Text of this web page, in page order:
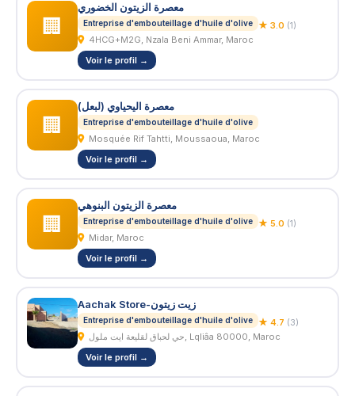
🏢
معصرة الزيتون الخضوري
Entreprise d'embouteillage d'huile d'olive ★ 3.0 (1)
4HCG+M2G, Nzala Beni Ammar, Maroc
Voir le profil →
🏢
معصرة اليحياوي (لبعل)
Entreprise d'embouteillage d'huile d'olive
Mosquée Rif Tahtti, Moussaoua, Maroc
Voir le profil →
🏢
معصرة الزيتون البنوهي
Entreprise d'embouteillage d'huile d'olive ★ 5.0 (1)
Midar, Maroc
Voir le profil →
Aachak Store-زيت زيتون
Entreprise d'embouteillage d'huile d'olive ★ 4.7 (3)
حي لحباق لقليعة ايت ملول, Lqliâa 80000, Maroc
Voir le profil →